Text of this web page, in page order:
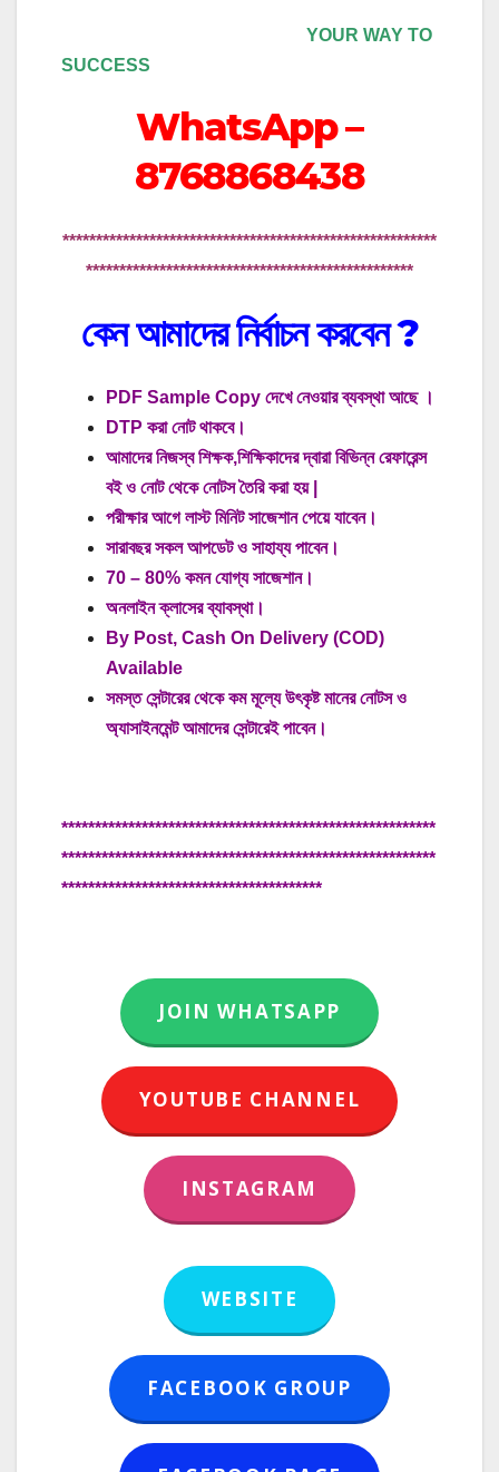
YOUR WAY TO
SUCCESS
WhatsApp –
8768868438
********************************************************
*************************************************
কেন আমাদের নির্বাচন করবেন?
PDF Sample Copy দেখে নেওয়ার ব্যবস্থা আছে ।
DTP করা নোট থাকবে।
আমাদের নিজস্ব শিক্ষক,শিক্ষিকাদের দ্বারা বিভিন্ন রেফারেন্স
বই ও নোট থেকে নোটস তৈরি করা হয় |
পরীক্ষার আগে লাস্ট মিনিট সাজেশান পেয়ে যাবেন।
সারাবছর সকল আপডেট ও সাহায্য পাবেন।
70 – 80% কমন যোগ্য সাজেশান।
অনলাইন ক্লাসের ব্যাবস্থা।
By Post, Cash On Delivery (COD)
Available
সমস্ত সেন্টারের থেকে কম মূল্যে উৎকৃষ্ট মানের নোটস ও
অ্যাসাইনমেন্ট আমাদের সেন্টারেই পাবেন।
********************************************************
********************************************************
***************************************
JOIN WHATSAPP
YOUTUBE CHANNEL
INSTAGRAM
WEBSITE
FACEBOOK GROUP